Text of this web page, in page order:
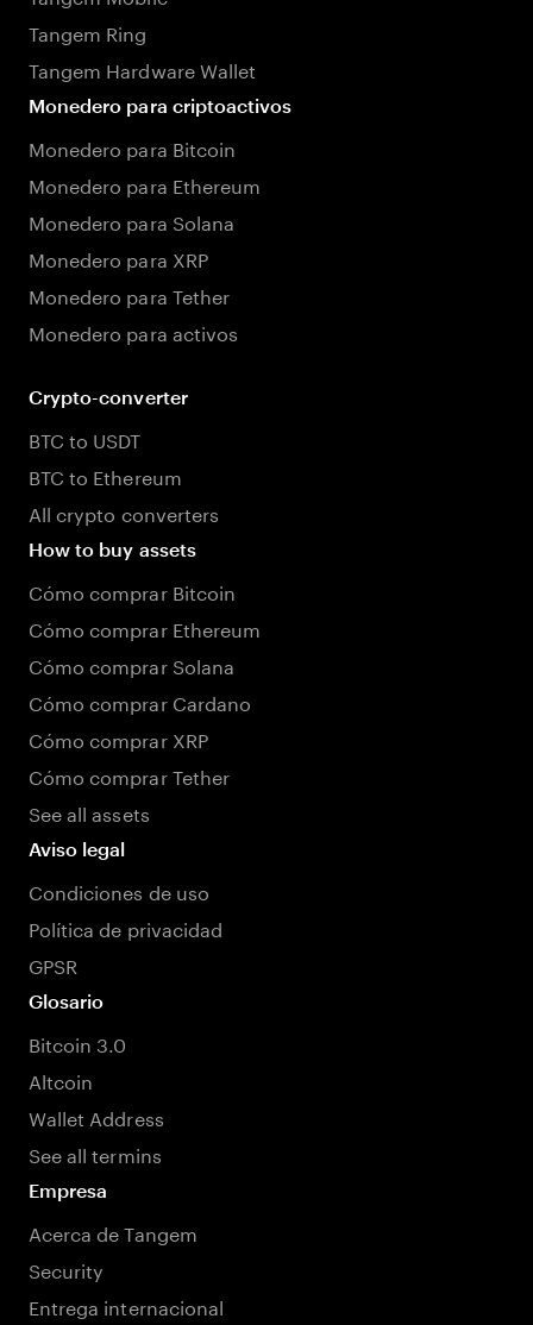
Tangem Ring
Tangem Hardware Wallet
Monedero para criptoactivos
Monedero para Bitcoin
Monedero para Ethereum
Monedero para Solana
Monedero para XRP
Monedero para Tether
Monedero para activos
Crypto-converter
BTC to USDT
BTC to Ethereum
All crypto converters
How to buy assets
Cómo comprar Bitcoin
Cómo comprar Ethereum
Cómo comprar Solana
Cómo comprar Cardano
Cómo comprar XRP
Cómo comprar Tether
See all assets
Aviso legal
Condiciones de uso
Política de privacidad
GPSR
Glosario
Bitcoin 3.0
Altcoin
Wallet Address
See all termins
Empresa
Acerca de Tangem
Security
Entrega internacional